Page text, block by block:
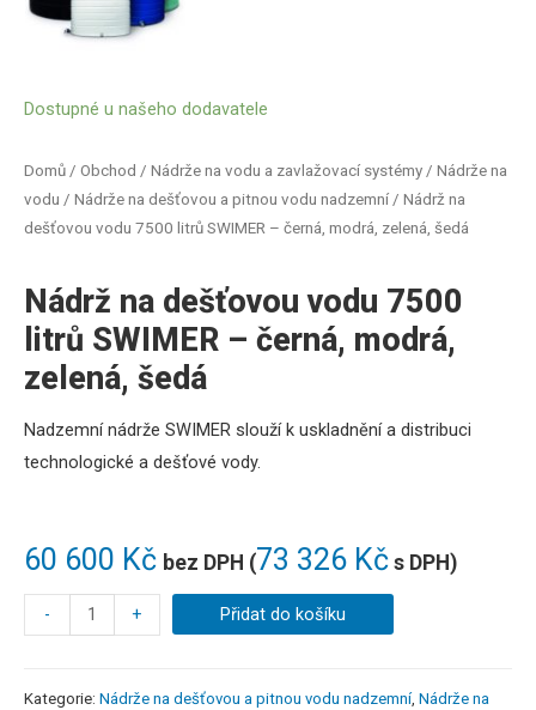
Domů / Obchod / Nádrže na vodu a zavlažovací systémy / Nádrže na
vodu / Nádrže na dešťovou a pitnou vodu nadzemní / Nádrž na
dešťovou vodu 7500 litrů SWIMER – černá, modrá, zelená, šedá
Nádrž na dešťovou vodu 7500
litrů SWIMER – černá, modrá,
zelená, šedá
60 600 Kč bez DPH (73 326 Kč s DPH)
Nadzemní nádrže SWIMER slouží k uskladnění a distribuci
technologické a dešťové vody.
Dostupné u našeho dodavatele
- + Přidat do košíku
Kategorie: Nádrže na dešťovou a pitnou vodu nadzemní, Nádrže na